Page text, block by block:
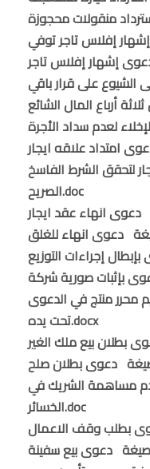
على قرار باقي
لتحقق الشرط الفاسخ
الصريح.doc
محرر منتج في الدعوى
تحت يده.docx
مساهمة الشريك في
الخسائر.doc